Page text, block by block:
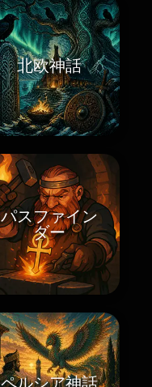
北欧神話
パスファイン
ダー
ペルシア神話